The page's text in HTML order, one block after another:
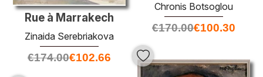
Chronis Botsoglou
€170.00€100.30
Rue à Marrakech
Zinaida Serebriakova
€174.00€102.66